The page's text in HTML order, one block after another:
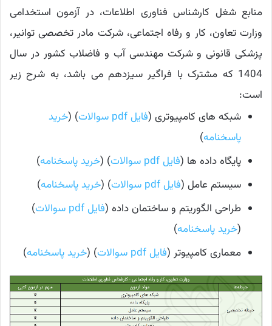
منابع شغل کارشناس فناوری اطلاعات، در آزمون استخدامی
وزارت تعاون، کار و رفاه اجتماعی، شرکت مادر تخصصی توانیر،
پزشکی قانونی و شرکت مهندسی آب و فاضلاب کشور در سال
1404 که مشترک با فراگیر سیزدهم می باشد، به شرح زیر
است:
شبکه های کامپیوتری (فایل pdf سوالات ) (خرید
پاسخنامه)
پایگاه داده ها (فایل pdf سوالات ) (خرید پاسخنامه)
سیستم عامل (فایل pdf سوالات ) (خرید پاسخنامه)
طراحی الگوریتم و ساختمان داده (فایل pdf سوالات
)
(خرید پاسخنامه)
معماری کامپیوتر (فایل pdf سوالات ) (خرید پاسخنامه)